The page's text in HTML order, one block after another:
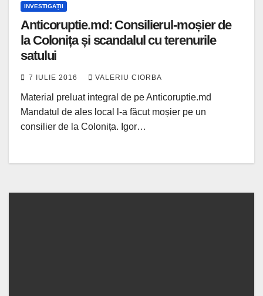
INVESTIGAȚII
Anticoruptie.md: Consilierul-moșier de
la Colonița și scandalul cu terenurile
satului
7 IULIE 2016 VALERIU CIORBA
Material preluat integral de pe Anticoruptie.md
Mandatul de ales local l-a făcut moșier pe un
consilier de la Colonița. Igor…